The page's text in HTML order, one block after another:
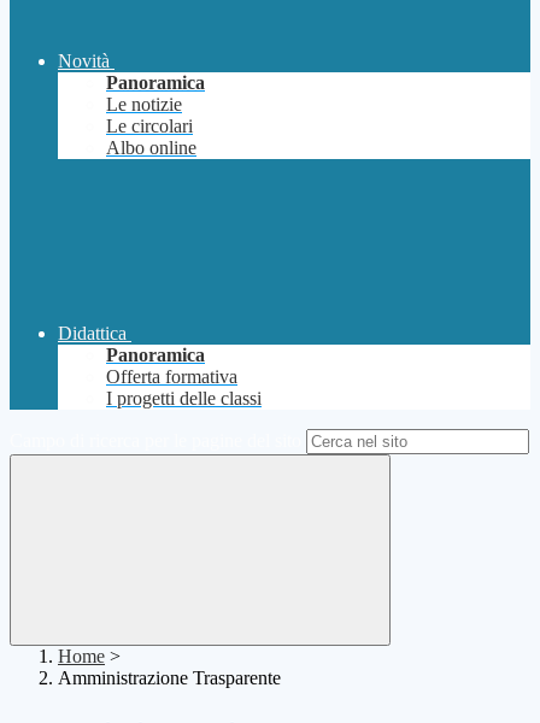
Novità
Panoramica
Le notizie
Le circolari
Albo online
Didattica
Panoramica
Offerta formativa
I progetti delle classi
Home >
Amministrazione Trasparente